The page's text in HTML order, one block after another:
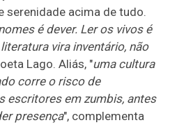
serenidade acima de tudo.
é dever. Ler os vivos é
vira inventário, não
Lago. Aliás, "uma cultura
corre o risco de
escritores em zumbis, antes
presença", complementa